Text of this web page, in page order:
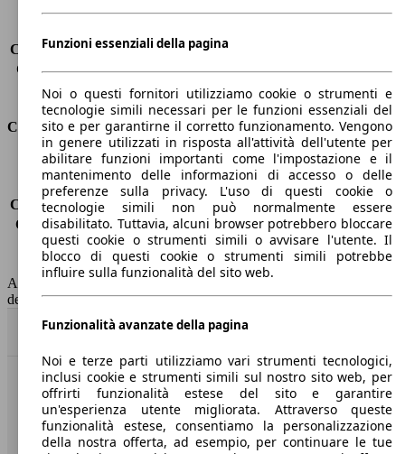
Sedili
5
Capacità di traino (senza freni) -
Capacità di traino (con freni)
3300 kg
Volume del bagagliaio
510 - 1645 l
Consumi
Emissioni di CO2*
-
Consumo (urbano)
-
Consumo (extra-urbano)
Consumo (combinato)* -
Classe di emissione
Euro 6
Capacità del serbatoio
65 l
AutoScout24 non si assume alcuna responsabilità per la correttezza
dei dati.
Benvenuti su AutoScout24, il mercato auto europeo.
Società
Funzioni essenziali della pagina
Noi o questi fornitori utilizziamo cookie o strumenti e
tecnologie simili necessari per le funzioni essenziali del
sito e per garantirne il corretto funzionamento. Vengono
in genere utilizzati in risposta all'attività dell'utente per
abilitare funzioni importanti come l'impostazione e il
mantenimento delle informazioni di accesso o delle
preferenze sulla privacy. L'uso di questi cookie o
tecnologie simili non può normalmente essere
disabilitato. Tuttavia, alcuni browser potrebbero bloccare
questi cookie o strumenti simili o avvisare l'utente. Il
blocco di questi cookie o strumenti simili potrebbe
influire sulla funzionalità del sito web.
Funzionalità avanzate della pagina
Noi e terze parti utilizziamo vari strumenti tecnologici,
inclusi cookie e strumenti simili sul nostro sito web, per
offrirti funzionalità estese del sito e garantire
un'esperienza utente migliorata. Attraverso queste
funzionalità estese, consentiamo la personalizzazione
della nostra offerta, ad esempio, per continuare le tue